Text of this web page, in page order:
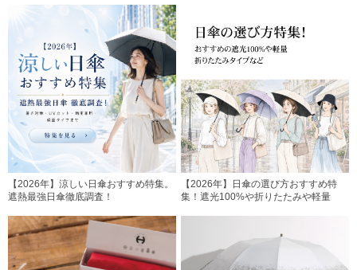
【2026年】涼しい日傘おすすめ特集。
遮熱最強日傘徹底調査！
【2026年】日傘の選び方おすすめ特
集！遮光100%や折りたたみや軽量